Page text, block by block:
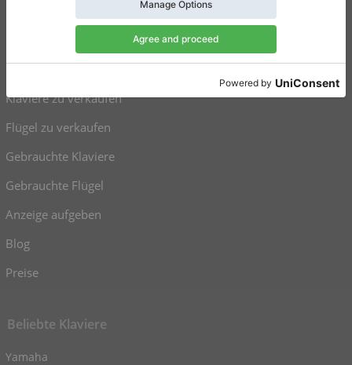
Einwilligungseinstellungen
Resümee
Klaviere zu verkaufen
Flügel zu verkaufen
Gebrauchte Klaviere
Gebrauchte Flügel
Anzeige aufgeben
Blog
Preise
Beliebte Klaviere
Yamaha